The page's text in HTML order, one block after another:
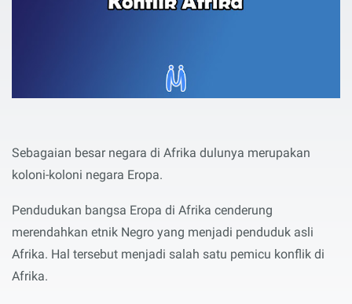
Sebagaian besar negara di Afrika dulunya merupakan
koloni-koloni negara Eropa.
Pendudukan bangsa Eropa di Afrika cenderung
merendahkan etnik Negro yang menjadi penduduk asli
Afrika. Hal tersebut menjadi salah satu pemicu konflik di
Afrika.